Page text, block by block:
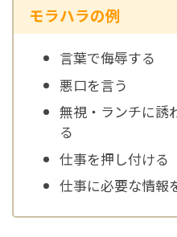
モラハラの例
言葉で侮辱する
悪口を言う
無視・ランチに誘
る
仕事を押し付ける
仕事に必要な情報